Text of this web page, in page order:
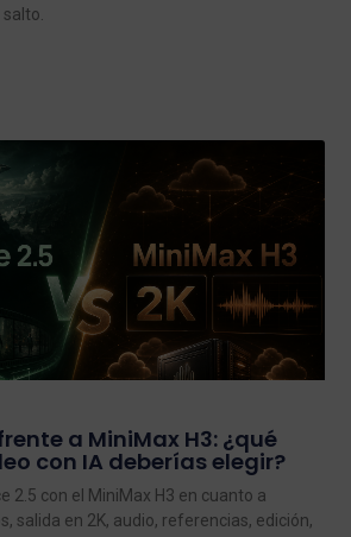
a MiniMax H3: ¿qué
con IA deberías elegir?
2.5 con el MiniMax H3 en cuanto a
salida en 2K, audio, referencias, edición,